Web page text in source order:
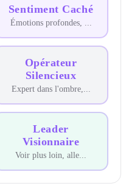
Sentiment Caché
Émotions profondes,
Opérateur
Silencieux
Expert dans l'ombre,
Leader
Visionnaire
Voir plus loin, alle